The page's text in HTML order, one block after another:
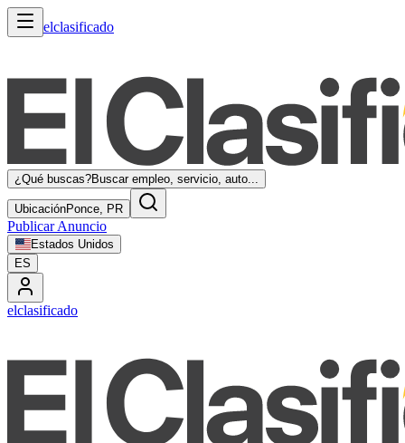
elclasificado
¿Qué buscas?Buscar empleo, servicio, auto...
UbicaciónPonce, PR
Publicar Anuncio
Estados Unidos
ES
elclasificado